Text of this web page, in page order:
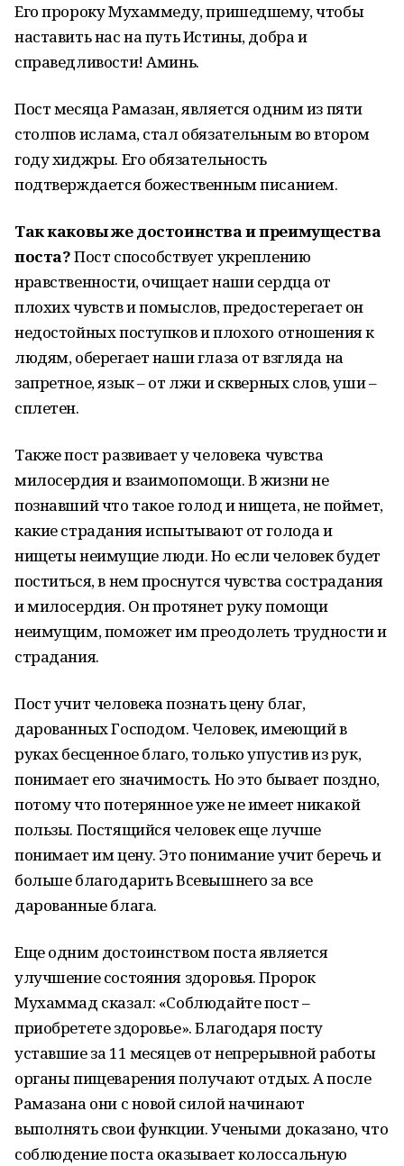
Его пророку Мухаммеду, пришедшему, чтобы
наставить нас на путь Истины, добра и
справедливости! Аминь.
Пост месяца Рамазан, является одним из пяти
cтолпов ислама, стал обязательным во втором
году хиджры. Его обязательность
подтверждается божественным писанием.
Так каковы же достоинства и преимущества
поста?Пост способствует укреплению
нравственности, очищает наши сердца от
плохих чувств и помыслов, предостерегает он
недостойных поступков и плохого отношения к
людям, оберегает наши глаза от взгляда на
запретное, язык – от лжи и скверных слов, уши –
сплетен.
Также пост развивает у человека чувства
милосердия и взаимопомощи. В жизни не
познавший что такое голод и нищета, не поймет,
какие страдания испытывают от голода и
нищеты неимущие люди. Но если человек будет
поститься, в нем проснутся чувства сострадания
и милосердия. Он протянет руку помощи
неимущим, поможет им преодолеть трудности и
страдания.
Пост учит человека познать цену благ,
дарованных Господом. Человек, имеющий в
руках бесценное благо, только упустив из рук,
понимает его значимость. Но это бывает поздно,
потому что потерянное уже не имеет никакой
пользы. Постящийся человек еще лучше
понимает им цену. Это понимание учит беречь и
больше благодарить Всевышнего за все
дарованные блага.
Еще одним достоинством поста является
улучшение состояния здоровья. Пророк
Мухаммад сказал: «Соблюдайте пост –
приобретете здоровье». Благодаря посту
уставшие за 11 месяцев от непрерывной работы
органы пищеварения получают отдых. А после
Рамазана они с новой силой начинают
выполнять свои функции. Учеными доказано, что
соблюдение поста оказывает колоссальную